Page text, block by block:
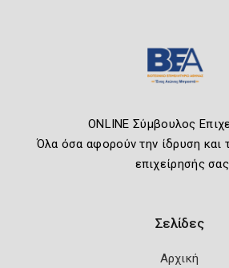
ONLINE Σύμβουλος
Όλα όσα αφορούν την ίδρυση και
επιχείρησής
Σελίδες
Αρχική